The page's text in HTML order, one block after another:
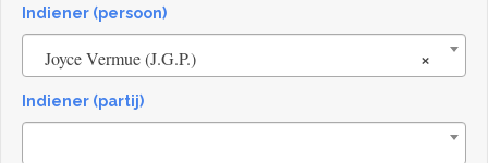
Indiener (persoon)
×
Joyce Vermue (J.G.P.)
Indiener (partij)